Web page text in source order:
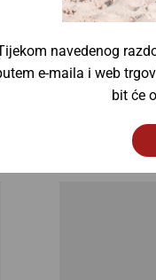
navedenog
e-maila i web
bit će
međunarodnog